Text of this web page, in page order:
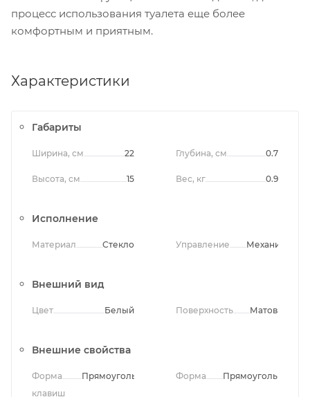
процесс использования туалета еще более
комфортным и приятным.
Характеристики
Габариты
Ширина, см 22
Высота, см 15
Глубина, см 0.7
Вес, кг 0.9
Исполнение
Материал Стекло Управление
Внешний вид
Цвет Белый Поверхность Матовая
Внешние свойства
Форма
клавиш
Прямоугольная Форма Прямоугольная